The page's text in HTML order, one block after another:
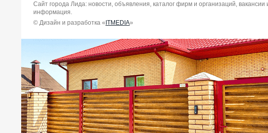
Сайт города Лида: новости, объявления, каталог фирм и организаций,
информация.
© Дизайн и разработка « ITMEDIA»